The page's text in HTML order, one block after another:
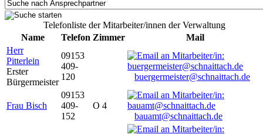
Telefonliste der Mitarbeiter/innen der Verwaltung
Name
Telefon Zimmer
Mail
Herr
Pitterlein
Erster
Bürgermeister
09153
409-
120
buergermeister@schnaittach.de
Frau Bisch
09153
409-
152
O 4
bauamt@schnaittach.de